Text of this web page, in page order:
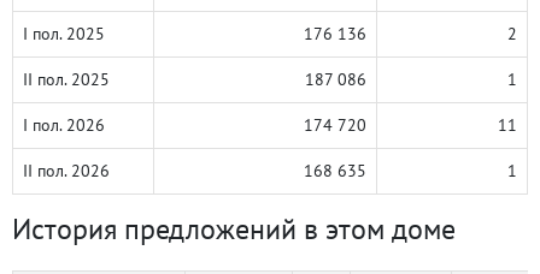
I пол. 2025 176 136 2
II пол. 2025 187 086 1
I пол. 2026 174 720 11
II пол. 2026 168 635 1
История предложений в этом доме